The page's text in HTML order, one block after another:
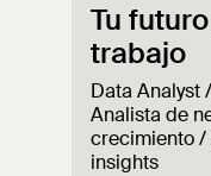
Tu
trabajo
Data Analyst
Analista de
crecimiento /
insights